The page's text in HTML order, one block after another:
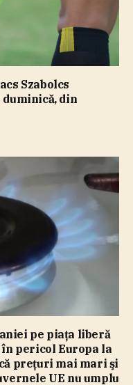
Szabolcs
din
pe piaţa liberă
pericol Europa la
preţuri mai mari şi
UE nu umplu